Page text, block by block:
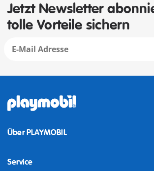
Jetzt Newsletter
tolle Vorteile sichern
Über PLAYMOBIL
Service